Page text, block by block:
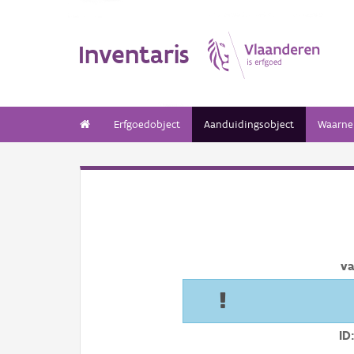
Inventaris
Erfgoedobject Aanduidingsobject
ID